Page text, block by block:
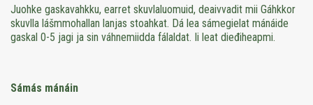
Juohke gaskavahkku, earret skuvlaluomuid, deaivvadit mii Gáhkkor
skuvlla lášmmohallan lanjas stoahkat. Dá lea sámegielat mánáide
gaskal 0-5 jagi ja sin váhnemiidda fálaldat. Ii leat dieđiheapmi.
Sámás mánáin